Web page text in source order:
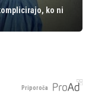
ko ni
Priporoča